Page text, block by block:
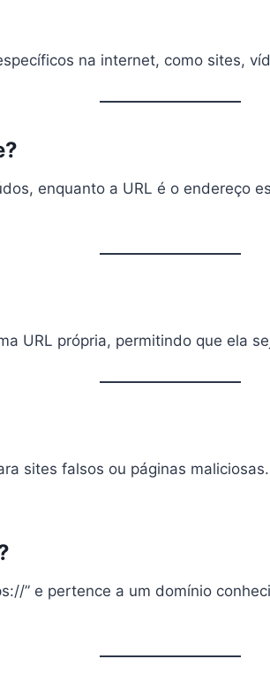
na internet, como sites,
enquanto a URL é o endereço
URL própria, permitindo que ela
sites falsos ou páginas
” e pertence a um domínio